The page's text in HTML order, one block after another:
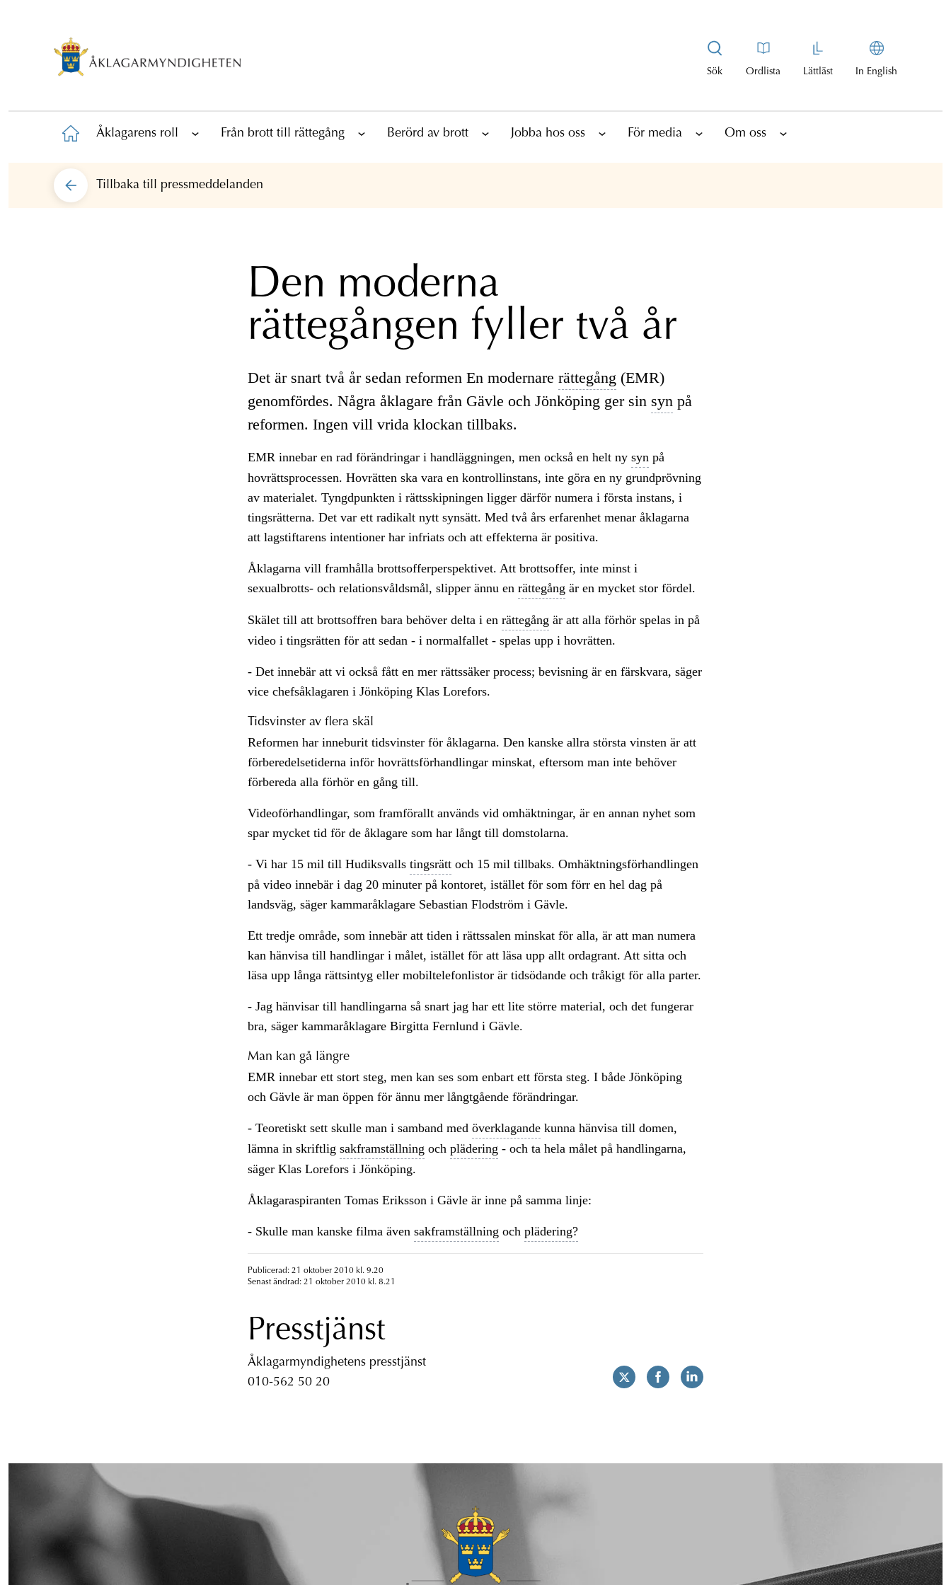
Sök Ordlista Lättläst In English
Åklagarens roll Från brott till rättegång Berörd av brott Jobba hos oss För media Om oss
Tillbaka till pressmeddelanden
Den moderna
rättegången fyller två år
Det är snart två år sedan reformen En modernare rättegång (EMR)
genomfördes. Några åklagare från Gävle och Jönköping ger sin syn på
reformen. Ingen vill vrida klockan tillbaks.
EMR innebar en rad förändringar i handläggningen, men också en helt ny syn på
hovrättsprocessen. Hovrätten ska vara en kontrollinstans, inte göra en ny grundprövning
av materialet. Tyngdpunkten i rättsskipningen ligger därför numera i första instans, i
tingsrätterna. Det var ett radikalt nytt synsätt. Med två års erfarenhet menar åklagarna
att lagstiftarens intentioner har infriats och att effekterna är positiva.
Åklagarna vill framhålla brottsofferperspektivet. Att brottsoffer, inte minst i
sexualbrotts- och relationsvåldsmål, slipper ännu en rättegång är en mycket stor fördel.
Skälet till att brottsoffren bara behöver delta i en rättegång är att alla förhör spelas in på
video i tingsrätten för att sedan - i normalfallet - spelas upp i hovrätten.
- Det innebär att vi också fått en mer rättssäker process; bevisning är en färskvara, säger
vice chefsåklagaren i Jönköping Klas Lorefors.
Tidsvinster av flera skäl
Reformen har inneburit tidsvinster för åklagarna. Den kanske allra största vinsten är att
förberedelsetiderna inför hovrättsförhandlingar minskat, eftersom man inte behöver
förbereda alla förhör en gång till.
Videoförhandlingar, som framförallt används vid omhäktningar, är en annan nyhet som
spar mycket tid för de åklagare som har långt till domstolarna.
- Vi har 15 mil till Hudiksvalls tingsrättoch 15 mil tillbaks. Omhäktningsförhandlingen
på video innebär i dag 20 minuter på kontoret, istället för som förr en hel dag på
landsväg, säger kammaråklagare Sebastian Flodström i Gävle.
Ett tredje område, som innebär att tiden i rättssalen minskat för alla, är att man numera
kan hänvisa till handlingar i målet, istället för att läsa upp allt ordagrant. Att sitta och
läsa upp långa rättsintyg eller mobiltelefonlistor är tidsödande och tråkigt för alla parter.
- Jag hänvisar till handlingarna så snart jag har ett lite större material, och det fungerar
bra, säger kammaråklagare Birgitta Fernlund i Gävle.
Man kan gå längre
EMR innebar ett stort steg, men kan ses som enbart ett första steg. I både Jönköping
och Gävle är man öppen för ännu mer långtgående förändringar.
- Teoretiskt sett skulle man i samband med överklagandekunna hänvisa till domen,
lämna in skriftlig sakframställning och plädering - och ta hela målet på handlingarna,
säger Klas Lorefors i Jönköping.
Åklagaraspiranten Tomas Eriksson i Gävle är inne på samma linje:
- Skulle man kanske filma även sakframställning och plädering?
Publicerad: 21 oktober 2010 kl. 9.20
Senast ändrad: 21 oktober 2010 kl. 8.21
Presstjänst
Åklagarmyndighetens presstjänst
010-562 50 20